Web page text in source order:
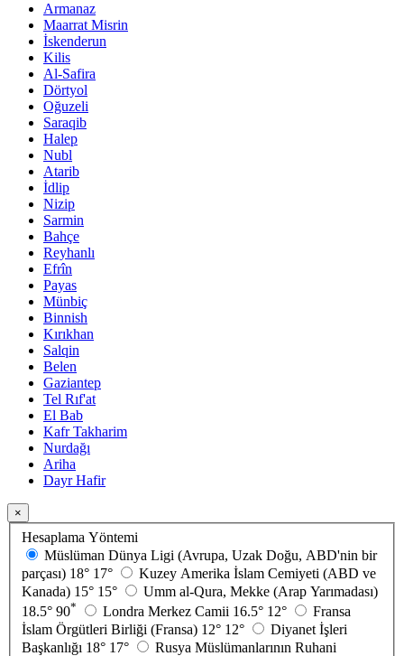
Armanaz
Maarrat Misrin
İskenderun
Kilis
Al-Safira
Dörtyol
Oğuzeli
Saraqib
Halep
Nubl
Atarib
İdlip
Nizip
Sarmin
Bahçe
Reyhanlı
Efrîn
Payas
Münbiç
Binnish
Kırıkhan
Salqin
Belen
Gaziantep
Tel Rıf'at
El Bab
Kafr Takharim
Nurdağı
Ariha
Dayr Hafir
×
Hesaplama Yöntemi
Müslüman Dünya Ligi (Avrupa, Uzak Doğu, ABD'nin bir
parçası) 18° 17°
Kuzey Amerika İslam Cemiyeti (ABD ve
Kanada) 15° 15°
Umm al-Qura, Mekke (Arap Yarımadası)
18.5° 90* Londra Merkez Camii 16.5° 12°
Fransa
İslam Örgütleri Birliği (Fransa) 12° 12°
Diyanet İşleri
Başkanlığı 18° 17° Rusya Müslümanlarının Ruhani